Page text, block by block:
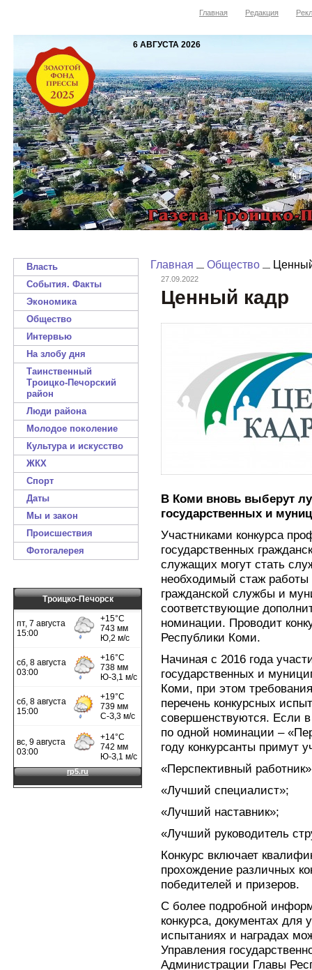
Главная Редакция
6 АВГУСТА 2026
Власть
События. Факты
Экономика
Общество
Интервью
На злобу дня
Таинственный
Троицко-Печорский
район
Люди района
Молодое поколение
Культура и искусство
ЖКХ
Спорт
Даты
Мы и закон
Происшествия
Фотогалерея
Троицко-Печорск
Главная Общество
27.09.2022
Ценный кадр
В Коми вновь выберут
государственных и
Участниками конкурса
государственных
служащих могут стать
необходимый стаж работы
гражданской службы и
соответствующие
номинации. Проводит
Республики Коми.
Начиная с 2016 года
государственных и
Коми, при этом
перечень конкурсных
совершенствуются. Если в
по одной номинации –
году конкурсанты примут
«Перспективный
«Лучший специалист»;
«Лучший наставник»;
«Лучший руководитель
Конкурс включает
прохождение различных
победителей и призеров.
С более подробной
конкурса, документах для
испытаниях и наградах
Управления
Администрации Главы